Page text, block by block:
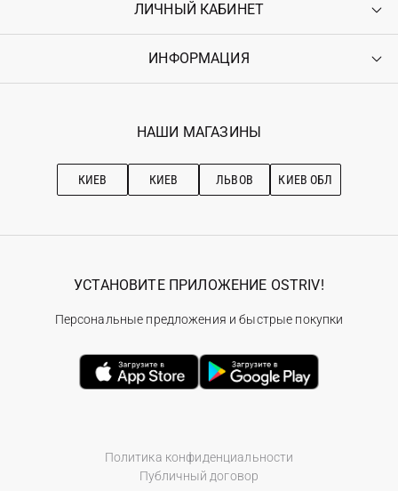
Контакты
Возврат
Гарантия
ЛИЧНЫЙ КАБИНЕТ
Войти
Ostriv Club+
ИНФОРМАЦИЯ
Наши магазини
Рекомендации по уходу
НАШИ МАГАЗИНЫ
КИЕВ КИЕВ ЛЬВОВ КИЕВ ОБЛ
Политика конфиденциальности
Публичный договор
УСТАНОВИТЕ ПРИЛОЖЕНИЕ OSTRIV!
Персональные предложения и быстрые покупки